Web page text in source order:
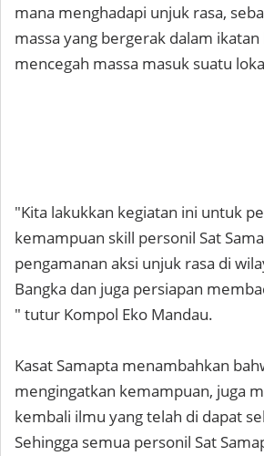
mana menghadapi unjuk rasa,
massa yang bergerak dalam
mencegah massa masuk suatu
"Kita lakukkan kegiatan ini untuk
kemampuan skill personil Sat
pengamanan aksi unjuk rasa di
Bangka dan juga persiapan
" tutur Kompol Eko Mandau.
Kasat Samapta menambahkan
mengingatkan kemampuan, juga
kembali ilmu yang telah di dapat
Sehingga semua personil Sat